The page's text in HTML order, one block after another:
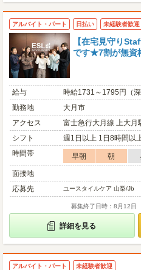
アルバイト・パート 日払い 未経験者歓迎
【在宅見守り
です★7割が無資
給与
時給1731～1795円（
勤務地
大月市
アクセス
富士急行大月線 上大月
シフト
週1日以上 1日8時間以
時間帯
早朝 朝
面接地
応募先
ユースタイルケア 山梨/Jb
募集終了日時：8月12日
詳細を見る
アルバイト・パート 未経験者歓迎